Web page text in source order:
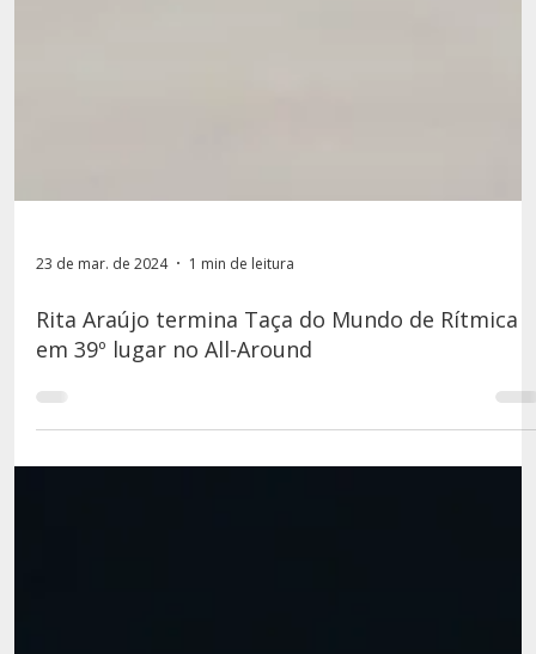
23 de mar. de 2024 1 min de leitura
Rita Araújo termina Taça do Mundo de Rítmica